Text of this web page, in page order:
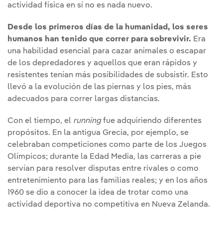
actividad física en sí no es nada nuevo.
Desde los primeros días de la humanidad, los seres
humanos han tenido que correr para sobrevivir. Era
una habilidad esencial para cazar animales o escapar
de los depredadores y aquellos que eran rápidos y
resistentes tenían más posibilidades de subsistir. Esto
llevó a la evolución de las piernas y los pies, más
adecuados para correr largas distancias.
Con el tiempo, el runningfue adquiriendo diferentes
propósitos. En la antigua Grecia, por ejemplo, se
celebraban competiciones como parte de los Juegos
Olímpicos; durante la Edad Media, las carreras a pie
servían para resolver disputas entre rivales o como
entretenimiento para las familias reales; y en los años
1960 se dio a conocer la idea de trotar como una
actividad deportiva no competitiva en Nueva Zelanda.